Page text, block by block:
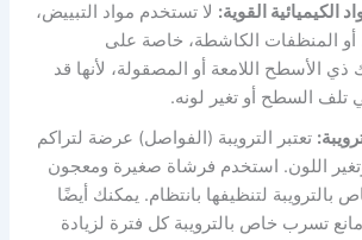
الكيميائية القوية: لا تستخدم مواد التبييض،
أو المنظفات الكاشطة، خاصة على
ذي الأسطح اللامعة أو المصقولة، لأنها قد
السطح أو تغير لونه.
تعتبر الترويبة (الفواصل) عرضة لتراكم
اللون. استخدم فرشاة صغيرة ومعجون
بالترويبة لتنظيفها بانتظام. يمكنك أيضًا
تسرب خاص بالترويبة كل فترة لزيادة